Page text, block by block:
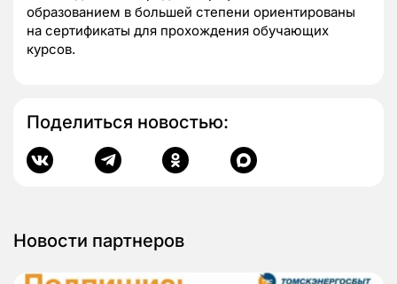
образованием в большей степени ориентированы
на сертификаты для прохождения обучающих
курсов.
Поделиться новостью:
Новости партнеров